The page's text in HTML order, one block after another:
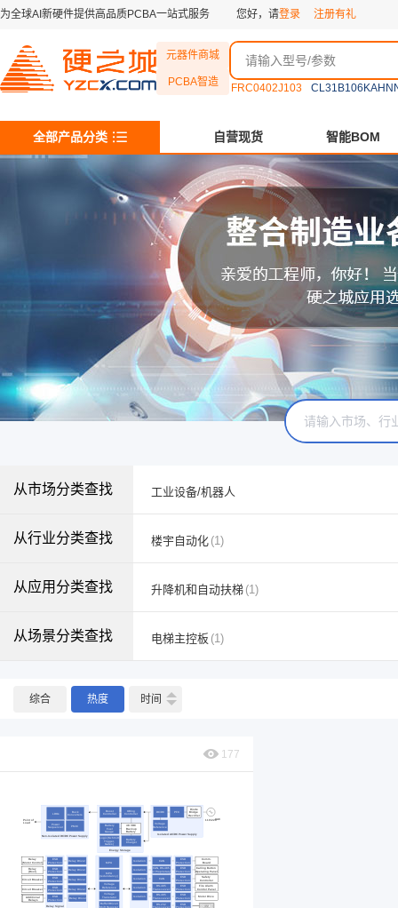
为全球AI新硬件提供高品质PCBA一站式服务 您好，请登录 注册有礼
元器件商城
PCBA智造 FRC0402J103
全部产品分类 自营现货 智能BOM
从市场分类查找 工业设备/机器人
从行业分类查找 楼宇自动化 (1)
从应用分类查找 升降机和自动扶梯 (1)
从场景分类查找 电梯主控板 (1)
综合 热度 时间
177